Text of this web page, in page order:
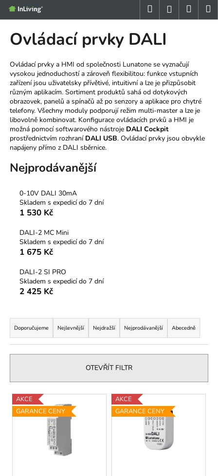
Přejít
obsah
HledatPřihlášení
Ovládací prvky DALI
Ovládací prvky a HMI od společnosti Lunatone se vyznačují
vysokou jednoduchostí a zároveň flexibilitou: funkce vstupních
zařízení jsou uživatelsky přívětivé, intuitivní a lze je přizpůsobit
různým aplikacím. Sortiment produktů sahá od dotykových
obrazovek, panelů a spínačů až po senzory a aplikace pro chytré
telefony. Všechny moduly podporují režim multi-master a lze je
libovolně kombinovat. Konfigurace ovládacích prvků a HMI je
možná pomocí softwarového nástroje DALI Cockpit
prostřednictvím rozhraní DALI USB. Ovládací prvky jsou obvykle
napájeny přímo z DALI sběrnice.
Nejprodávanější
0-10V DALI 30mA
Skladem s expedicí do 7 dní
1 530 Kč
DALI-2 MC Mini
Skladem s expedicí do 7 dní
1 675 Kč
DALI-2 SI PRO
Skladem s expedicí do 7 dní
2 425 Kč
Ř
a
z
e
í
p
r
o
Doporučujeme Nejlevnější Nejdražší Nejprodávanější Abecedně
OTEVŘÍT FILTR
V
ý
AKCE
GARANCE CENY
AKCE
GARANCE CENY
o
o
p
o
t
ř
e
b
u
j
HLEDAT
o
p
o
r